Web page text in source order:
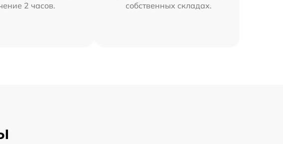
2 часов.
собственных складах.